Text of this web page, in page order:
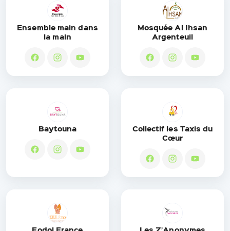
Ensemble main dans
la main
Mosquée Al Ihsan
Argenteuil
Baytouna
Collectif les Taxis du
Cœur